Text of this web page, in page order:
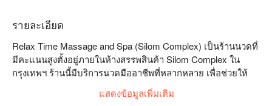
รายละเอียด
Relax Time Massage and Spa (Silom Complex) เป็นร้านนวดที่
มีคะแนนสูงตั้งอยู่ภายในห้างสรรพสินค้า Silom Complex ใน
กรุงเทพฯ ร้านนี้มีบริการนวดมืออาชีพที่หลากหลาย เพื่อช่วยให้
ลูกค้าผ่อนคลายจากความเครียดในชีวิตประจำวัน และบรรลุ
ความสมดุลทั้งร่างกายและจิตใจ
แสดงข้อมูลเพิ่มเติม